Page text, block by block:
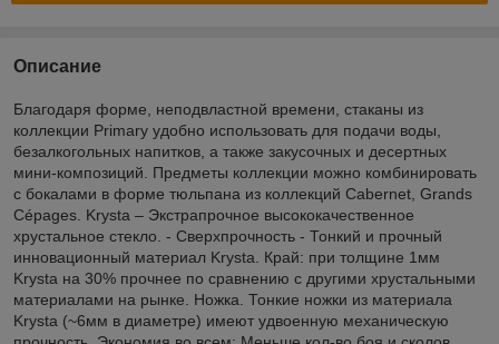
Описание
Благодаря форме, неподвластной времени, стаканы из
коллекции Primary удобно использовать для подачи воды,
безалкогольных напитков, а также закусочных и десертных
мини-композиций. Предметы коллекции можно комбинировать
с бокалами в форме тюльпана из коллекций Cabernet, Grands
Cépages. Krysta – Экстрапрочное высококачественное
хрустальное стекло. - Сверхпрочность - Тонкий и прочный
инновационный материал Krysta. Край: при толщине 1мм
Krysta на 30% прочнее по сравнению с другими хрустальными
материалами на рынке. Ножка. Тонкие ножки из материала
Krysta (~6мм в диаметре) имеют удвоенную механическую